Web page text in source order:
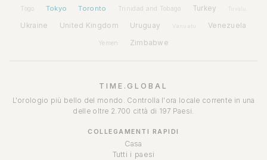
Togo Tokyo Toronto Trinidad and Tobago Turkey Tuvalu
Ukraine United Kingdom Uruguay Vanuatu Venezuela
Yemen Zimbabwe
TIME.GLOBAL
L'orologio più bello del mondo. Controlla l'ora locale corrente in una
delle oltre 2.700 città di 197 Paesi.
COLLEGAMENTI RAPIDI
Casa
Tutti i paesi